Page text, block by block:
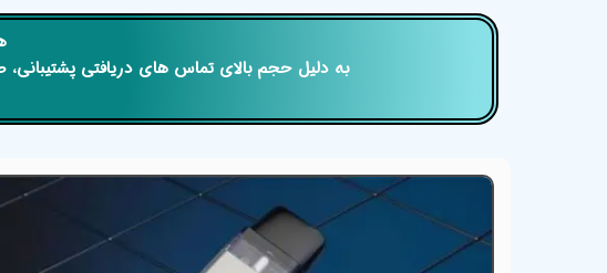
تغییر گذر واژه
خروج از حساب
کاربری
به دلیل حجم بالای تماس های دریافتی